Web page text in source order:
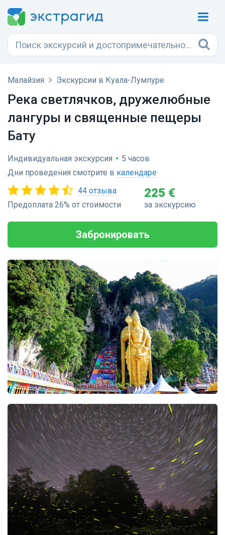
Малайзия Экскурсии в Куала-Лумпуре
Река светлячков, дружелюбные
лангуры и священные пещеры
Бату
Индивидуальная экскурсия • 5 часов
Дни проведения смотрите в календаре
44 отзыва
Предоплата 26% от стоимости
225 €
за экскурсию
Забронировать